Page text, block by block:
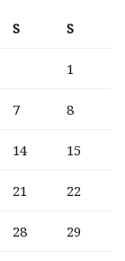
S S
1
7 8
14 15
21 22
28 29